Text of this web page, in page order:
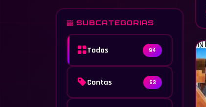
SUBCATEGORIAS
Todas 94
Contas 63